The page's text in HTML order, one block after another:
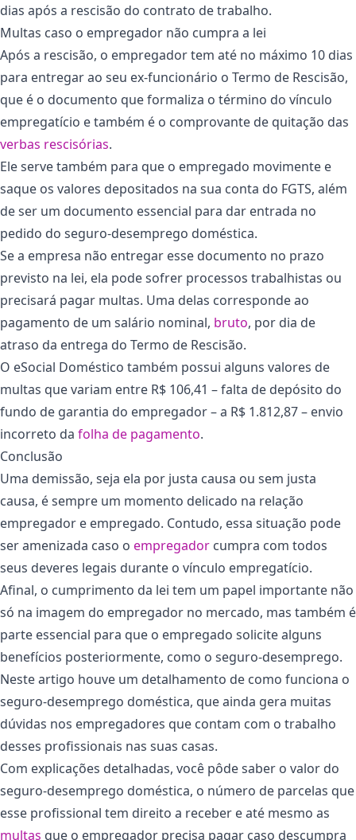
dias após a rescisão do contrato de trabalho.
Multas caso o empregador não cumpra a lei
Após a rescisão, o empregador tem até no máximo 10 dias
para entregar ao seu ex-funcionário o Termo de Rescisão,
que é o documento que formaliza o término do vínculo
empregatício e também é o comprovante de quitação das
verbas rescisórias.
Ele serve também para que o empregado movimente e
saque os valores depositados na sua conta do FGTS, além
de ser um documento essencial para dar entrada no
pedido do seguro-desemprego doméstica.
Se a empresa não entregar esse documento no prazo
previsto na lei, ela pode sofrer processos trabalhistas ou
precisará pagar multas. Uma delas corresponde ao
pagamento de um salário nominal, bruto, por dia de
atraso da entrega do Termo de Rescisão.
O eSocial Doméstico também possui alguns valores de
multas que variam entre R$ 106,41 – falta de depósito do
fundo de garantia do empregador – a R$ 1.812,87 – envio
incorreto da folha de pagamento.
Conclusão
Uma demissão, seja ela por justa causa ou sem justa
causa, é sempre um momento delicado na relação
empregador e empregado. Contudo, essa situação pode
ser amenizada caso o empregador cumpra com todos
seus deveres legais durante o vínculo empregatício.
Afinal, o cumprimento da lei tem um papel importante não
só na imagem do empregador no mercado, mas também é
parte essencial para que o empregado solicite alguns
benefícios posteriormente, como o seguro-desemprego.
Neste artigo houve um detalhamento de como funciona o
seguro-desemprego doméstica, que ainda gera muitas
dúvidas nos empregadores que contam com o trabalho
desses profissionais nas suas casas.
Com explicações detalhadas, você pôde saber o valor do
seguro-desemprego doméstica, o número de parcelas que
esse profissional tem direito a receber e até mesmo as
multas que o empregador precisa pagar caso descumpra